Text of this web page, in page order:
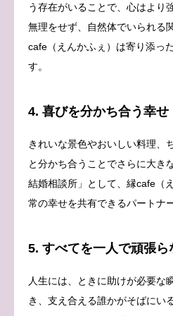
う存在がいることで、心はより
無理をせず、自然体でいられる
cafe（えんかふぇ）は寄り添っ
す。
4. 喜びを分かち合う幸せ
きれいな景色やおいしい料理、
と分かち合うことでさらに大き
結婚相談所」として、縁cafe（
常の幸せを共有できるパートナ
5. すべてを一人で頑張ら
人生には、ときに助けが必要な
き、支え合える誰かがそばにい